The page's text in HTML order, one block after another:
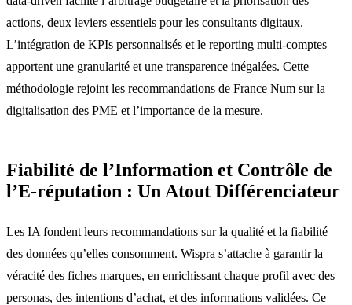
actions, deux leviers essentiels pour les consultants digitaux.
L’intégration de KPIs personnalisés et le reporting multi-comptes
apportent une granularité et une transparence inégalées. Cette
méthodologie rejoint les recommandations de France Num sur la
digitalisation des PME et l’importance de la mesure.
Fiabilité de l’Information et Contrôle de
l’E-réputation : Un Atout Différenciateur
Les IA fondent leurs recommandations sur la qualité et la fiabilité
des données qu’elles consomment. Wispra s’attache à garantir la
véracité des fiches marques, en enrichissant chaque profil avec des
personas, des intentions d’achat, et des informations validées. Ce